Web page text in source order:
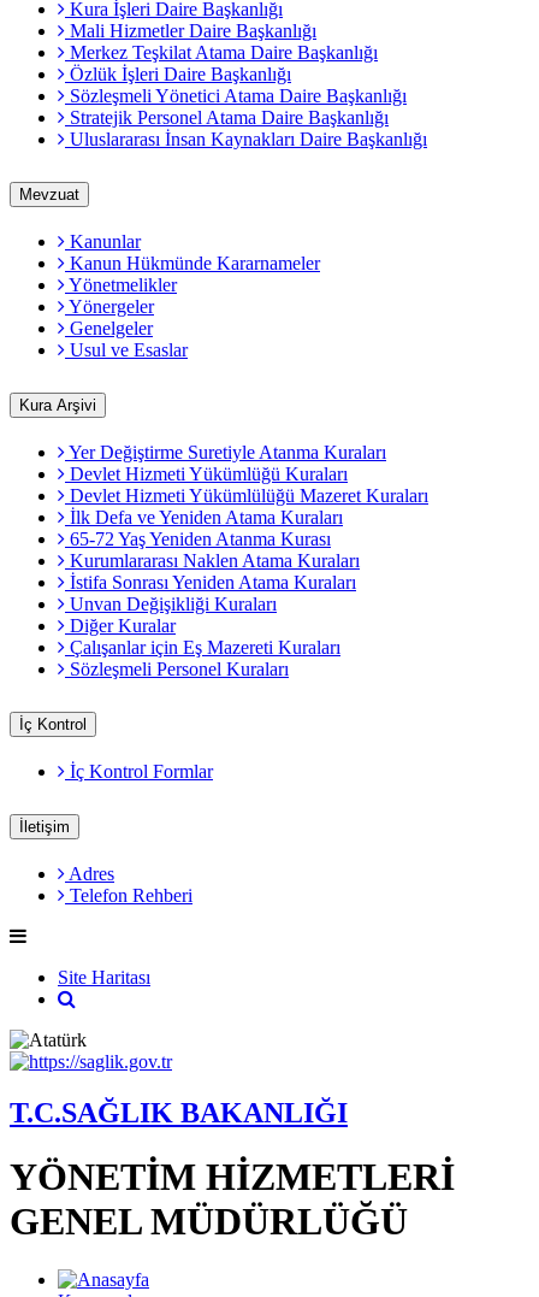
Kura İşleri Daire Başkanlığı
Mali Hizmetler Daire Başkanlığı
Merkez Teşkilat Atama Daire Başkanlığı
Özlük İşleri Daire Başkanlığı
Sözleşmeli Yönetici Atama Daire Başkanlığı
Stratejik Personel Atama Daire Başkanlığı
Uluslararası İnsan Kaynakları Daire Başkanlığı
Mevzuat
Kanunlar
Kanun Hükmünde Kararnameler
Yönetmelikler
Yönergeler
Genelgeler
Usul ve Esaslar
Kura Arşivi
Yer Değiştirme Suretiyle Atanma Kuraları
Devlet Hizmeti Yükümlüğü Kuraları
Devlet Hizmeti Yükümlülüğü Mazeret Kuraları
İlk Defa ve Yeniden Atama Kuraları
65-72 Yaş Yeniden Atanma Kurası
Kurumlararası Naklen Atama Kuraları
İstifa Sonrası Yeniden Atama Kuraları
Unvan Değişikliği Kuraları
Diğer Kuralar
Çalışanlar için Eş Mazereti Kuraları
Sözleşmeli Personel Kuraları
İç Kontrol
İç Kontrol Formlar
İletişim
Adres
Telefon Rehberi
Site Haritası
T.C.SAĞLIK BAKANLIĞI
YÖNETİM HİZMETLERİ
GENEL MÜDÜRLÜĞÜ